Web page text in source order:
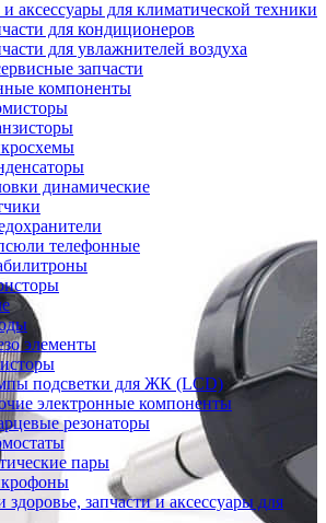
и аксессуары для климатической техники
для кондиционеров
для увлажнителей воздуха
запчасти
компоненты
динамические
телефонные
элементы
подсветки для ЖК (LCD)
электронные компоненты
резонаторы
пары
здоровье, запчасти и аксессуары для